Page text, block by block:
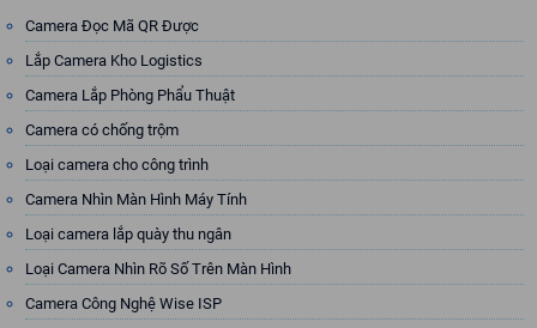
Camera Đọc Mã QR Được
Lắp Camera Kho Logistics
Camera Lắp Phòng Phẩu Thuật
Camera có chống trộm
Loại camera cho công trình
Camera Nhìn Màn Hình Máy Tính
Loại camera lắp quày thu ngân
Loại Camera Nhìn Rõ Số Trên Màn Hình
Camera Công Nghệ Wise ISP